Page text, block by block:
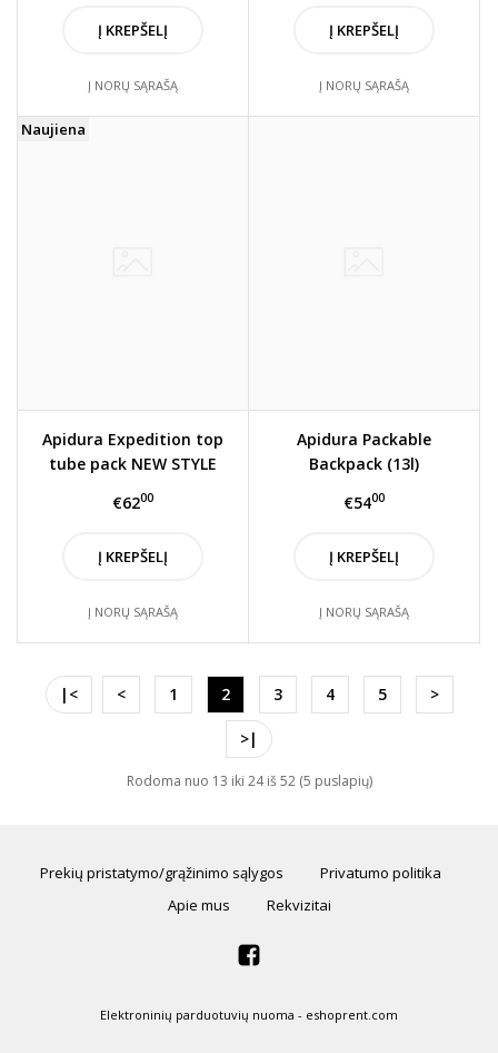
Į KREPŠELĮ
Į NORŲ SĄRAŠĄ
Į KREPŠELĮ
Į NORŲ SĄRAŠĄ
Naujiena
Apidura Expedition top
tube pack NEW STYLE
€6200
Į KREPŠELĮ
Į NORŲ SĄRAŠĄ
Apidura Packable
Backpack (13l)
€5400
Į KREPŠELĮ
Į NORŲ SĄRAŠĄ
|< < 1 2 3 4 5 >
>|
Rodoma nuo 13 iki 24 iš 52 (5 puslapių)
Prekių pristatymo/grąžinimo sąlygos
Privatumo politika
Apie mus
Rekvizitai
Elektroninių parduotuvių nuoma - eshoprent.com